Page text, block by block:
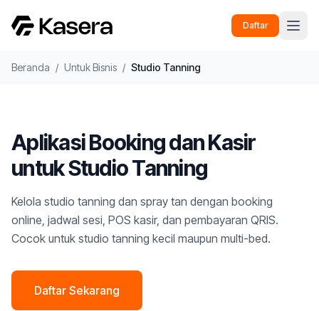
Daftar
Beranda / Untuk Bisnis / Studio Tanning
Aplikasi Booking dan Kasir
untuk Studio Tanning
Kelola studio tanning dan spray tan dengan booking
online, jadwal sesi, POS kasir, dan pembayaran QRIS.
Cocok untuk studio tanning kecil maupun multi-bed.
Daftar Sekarang